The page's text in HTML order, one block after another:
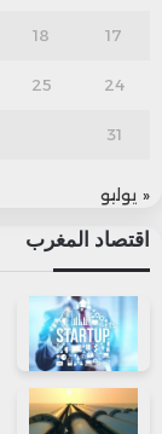
17
18
24
25
31
« يوليو
اقتصاد المغرب